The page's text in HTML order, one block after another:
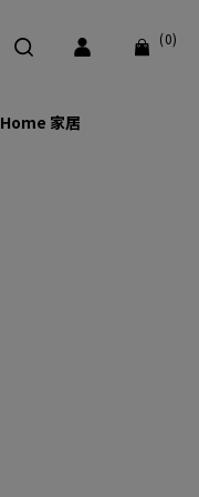
(0)
Home 家居